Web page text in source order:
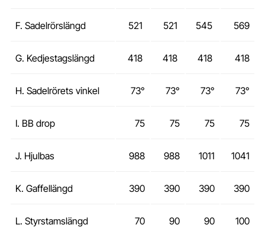
F. Sadelrörslängd 521 521 545 569
G. Kedjestagslängd 418 418 418 418
H. Sadelrörets vinkel 73° 73° 73° 73°
I. BB drop 75 75 75 75
J. Hjulbas 988 988 1011 1041
K. Gaffellängd 390 390 390 390
L. Styrstamslängd 70 90 90 100